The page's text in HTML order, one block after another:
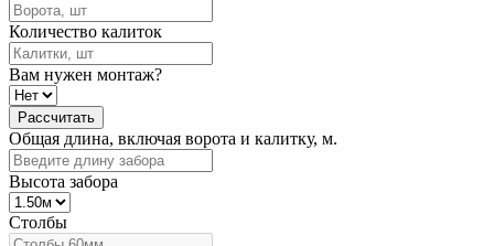
Количество калиток
Вам нужен монтаж?
Рассчитать
Общая длина, включая ворота и калитку, м.
Высота забора
Столбы